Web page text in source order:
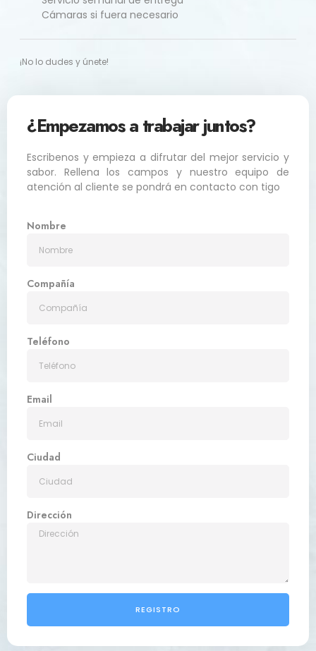
¿Empezamos a trabajar juntos?
Escribenos y empieza a difrutar del mejor servicio y
sabor. Rellena los campos y nuestro equipo de
atención al cliente se pondrá en contacto con tigo
Nombre
Compañía
Teléfono
Email
Ciudad
Dirección
REGISTRO
Cámaras si fuera necesario
¡No lo dudes y únete!